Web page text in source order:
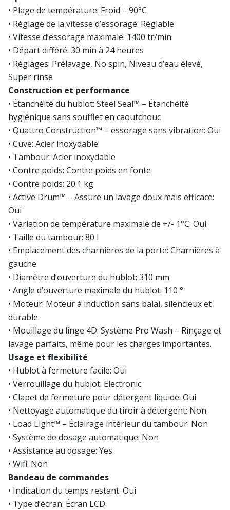
• Plage de température: Froid – 90°C
• Réglage de la vitesse d’essorage: Réglable
• Vitesse d’essorage maximale: 1400 tr/min.
• Départ différé: 30 min à 24 heures
• Réglages: Prélavage, No spin, Niveau d’eau élevé,
Super rinse
Construction et performance
• Étanchéité du hublot: Steel Seal™ – Étanchéité
hygiénique sans soufflet en caoutchouc
• Quattro Construction™ – essorage sans vibration: Oui
• Cuve: Acier inoxydable
• Tambour: Acier inoxydable
• Contre poids: Contre poids en fonte
• Contre poids: 20.1 kg
• Active Drum™ – Assure un lavage doux mais efficace:
Oui
• Variation de température maximale de +/- 1°C: Oui
• Taille du tambour: 80 l
• Emplacement des charnières de la porte: Charnières à
gauche
• Diamètre d’ouverture du hublot: 310 mm
• Angle d’ouverture maximale du hublot: 110 °
• Moteur: Moteur à induction sans balai, silencieux et
durable
• Mouillage du linge 4D: Système Pro Wash – Rinçage et
lavage parfaits, même pour les charges importantes.
Usage et flexibilité
• Hublot à fermeture facile: Oui
• Verrouillage du hublot: Electronic
• Clapet de fermeture pour détergent liquide: Oui
• Nettoyage automatique du tiroir à détergent: Non
• Load Light™ – Éclairage intérieur du tambour: Non
• Système de dosage automatique: Non
• Assistance au dosage: Yes
• Wifi: Non
Bandeau de commandes
• Indication du temps restant: Oui
• Type d’écran: Écran LCD